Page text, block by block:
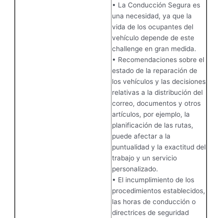
• La Conducción Segura es
una necesidad, ya que la
vida de los ocupantes del
vehículo depende de este
challenge en gran medida.
• Recomendaciones sobre el
estado de la reparación de
los vehículos y las decisiones
relativas a la distribución del
correo, documentos y otros
artículos, por ejemplo, la
planificación de las rutas,
puede afectar a la
puntualidad y la exactitud del
trabajo y un servicio
personalizado.
• El incumplimiento de los
procedimientos establecidos,
las horas de conducción o
directrices de seguridad